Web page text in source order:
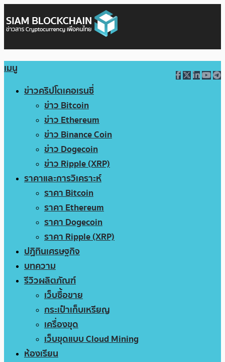
เมนู
ข่าวคริปโตเคอเรนซี่
ข่าว Bitcoin
ข่าว Ethereum
ข่าว Binance Coin
ข่าว Dogecoin
ข่าว Ripple (XRP)
ราคาและการวิเคราะห์
ราคา Bitcoin
ราคา Ethereum
ราคา Dogecoin
ราคา Ripple (XRP)
ปฏิทินเศรษฐกิจ
บทความ
รีวิวผลิตภัณฑ์
เว็บซื้อขาย
กระเป๋าเก็บเหรียญ
เครื่องขุด
เว็บขุดแบบ Cloud Mining
ห้องเรียน